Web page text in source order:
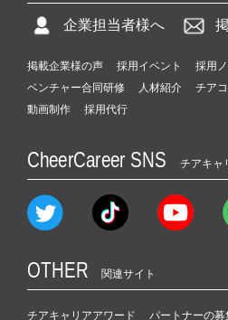
企業担当者様へ
掲載企業様の声 採用イベント 採用
ベンチャー合同研修
人材紹介 チア
動画制作
採用代行
CheerCareer SNS チアキャ
OTHER 関連サイト
チアキャリアアワード パートナーの募